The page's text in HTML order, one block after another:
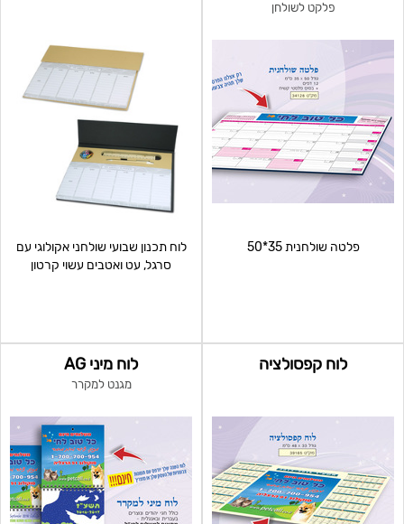
פלקט לשולחן
פלטה שולחנית 35*50
לוח תכנון שבועי שולחני אקולוגי עם
סרגל, עט ואטבים עשוי קרטון
לוח קפסולציה לוח מיני AG
מגנט למקרר